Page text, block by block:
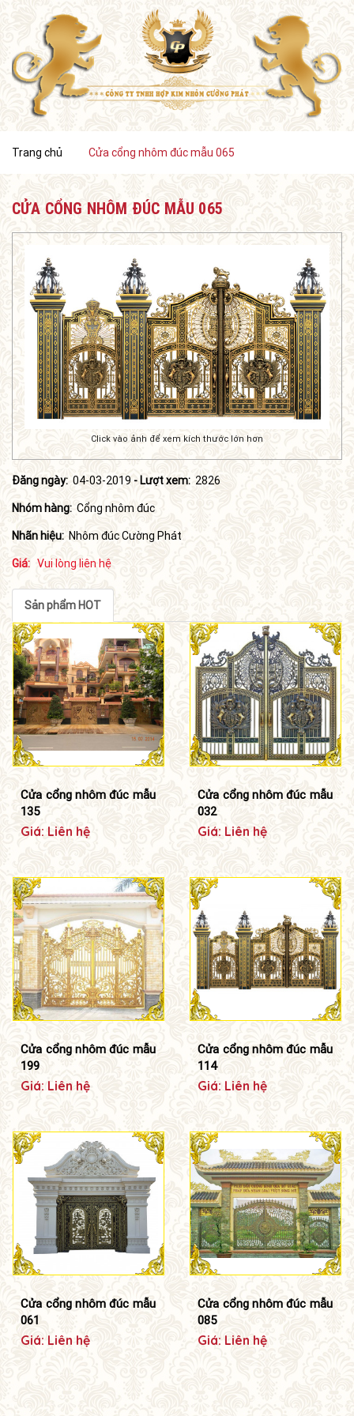
Trang chủ Cửa cổng nhôm đúc mẫu 065
CỬA CỔNG NHÔM ĐÚC MẪU 065
Click vào ảnh để xem kích thước lớn hơn
Đăng ngày: 04-03-2019 - Lượt xem: 2826
Nhóm hàng: Cổng nhôm đúc
Nhãn hiệu: Nhôm đúc Cường Phát
Giá: Vui lòng liên hệ
Sản phẩm HOT
Cửa cổng nhôm đúc mẫu
135
Giá: Liên hệ
Cửa cổng nhôm đúc mẫu
032
Giá: Liên hệ
Cửa cổng nhôm đúc mẫu
199
Giá: Liên hệ
Cửa cổng nhôm đúc mẫu
114
Giá: Liên hệ
Cửa cổng nhôm đúc mẫu
061
Giá: Liên hệ
Cửa cổng nhôm đúc mẫu
085
Giá: Liên hệ